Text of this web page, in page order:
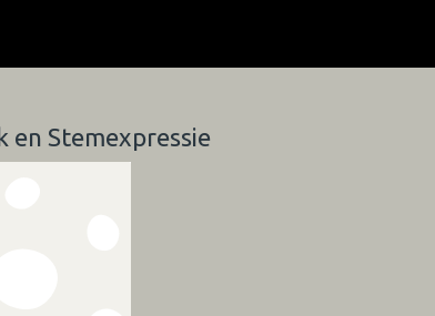
en Stemexpressie